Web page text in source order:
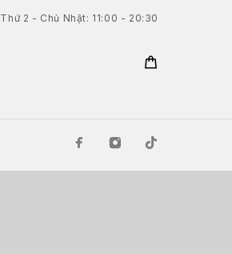
Thứ 2 - Chủ Nhật: 11:00 - 20:30